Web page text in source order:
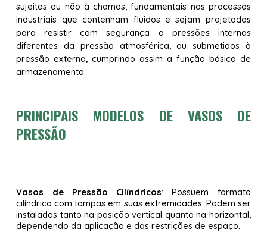
sujeitos ou não à chamas, fundamentais nos processos
industriais que contenham fluidos e sejam projetados
para resistir com segurança a pressões internas
diferentes da pressão atmosférica, ou submetidos à
pressão externa, cumprindo assim a função básica de
armazenamento.
PRINCIPAIS MODELOS DE VASOS DE
PRESSÃO
Vasos de Pressão Cilíndricos: Possuem formato
cilíndrico com tampas em suas extremidades. Podem ser
instalados tanto na posição vertical quanto na horizontal,
dependendo da aplicação e das restrições de espaço.